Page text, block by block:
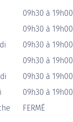
09h30 à 19h00
09h30 à 19h00
09h30 à 19h00
09h30 à 19h00
09h30 à 19h00
09h30 à 19h00
FERMÉ